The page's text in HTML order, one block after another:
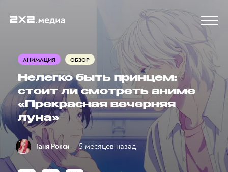
АНИМАЦИЯ ОБЗОР
Нелегко быть принцем:
стоит ли смотреть аниме
«Прекрасная вечерняя
луна»
Таня Рокси — 5 месяцев назад